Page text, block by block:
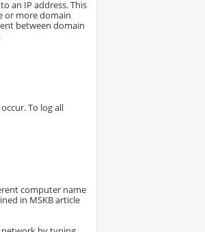
an IP address. This
or more domain
between domain
To log all
computer name
in MSKB article